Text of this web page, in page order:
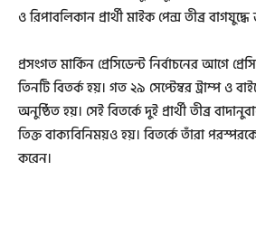
ও রিপাবলিকান প্রার্থী মাইক পেন্স তীব্র
প্রসংগত মার্কিন প্রেসিডেন্ট নির্বাচনের আগে
তিনটি বিতর্ক হয়। গত ২৯ সেপ্টেম্বর ট্রাম্প ও
অনুষ্ঠিত হয়। সেই বিতর্কে দুই প্রার্থী তীব্র
তিক্ত বাক্যবিনিময়ও হয়। বিতর্কে তাঁরা
করেন।